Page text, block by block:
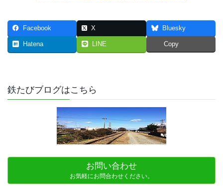
Facebook X Bluesky
Hatena LINE Copy
鉄たびブログはこちら
お問い合わせ
お気軽にお問合わせください。